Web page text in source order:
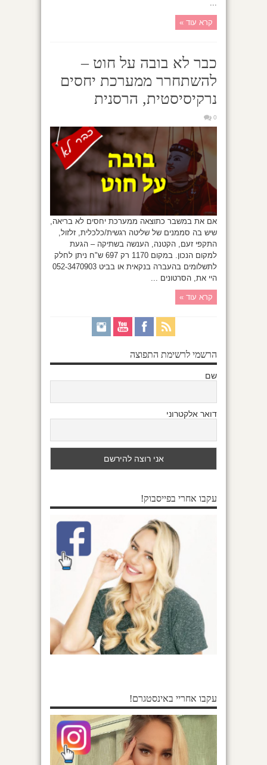
...
קרא עוד »
כבר לא בובה על חוט –
להשתחרר ממערכת יחסים
נרקיסיסטית, הרסנית
0
אם את במשבר כתוצאה ממערכת יחסים לא בריאה,
שיש בה סממנים של שליטה רגשית/כלכלית, זלזול,
התקפי זעם, הקטנה, הענשה בשתיקה – הגעת
למקום הנכון. במקום 1170 רק 697 ש"ח ניתן לחלק
לתשלומים בהעברה בנקאית או בביט 052-3470903
היי את, הסרטונים ...
קרא עוד »
הרשמי לרשימת התפוצה
שם
דואר אלקטרוני
עקבו אחרי בפייסבוק!
עקבו אחריי באינסטגרם!